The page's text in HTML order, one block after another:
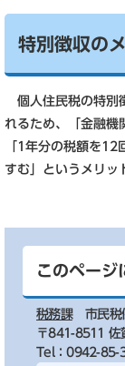
特別徴収の
個人住民税の特別
れるため、「金融機
「1年分の税額を12
すむ」というメリッ
このページ
税務課
市民税
〒841-8511 佐
Tel：0942-85-